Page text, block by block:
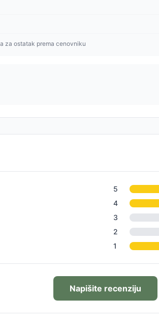
za ostatak prema cenovniku
5
4
3
2
1
Napišite recenziju